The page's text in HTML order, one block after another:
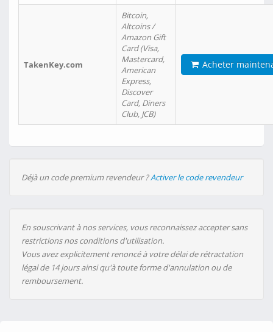
TakenKey.com
Bitcoin,
Altcoins /
Amazon Gift
Card (Visa,
Mastercard,
American
Express,
Discover
Card, Diners
Club, JCB)
Acheter
Déjà un code premium revendeur ?Activer le code revendeur
En souscrivant à nos services, vous reconnaissez accepter sans
restrictions nos conditions d'utilisation.
Vous avez explicitement renoncé à votre délai de rétractation
légal de 14 jours ainsi qu'à toute forme d'annulation ou de
remboursement.